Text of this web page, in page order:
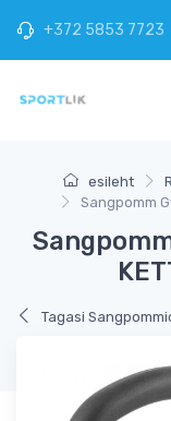
+372 5853 7723
esileht
Sangpomm
Tagasi